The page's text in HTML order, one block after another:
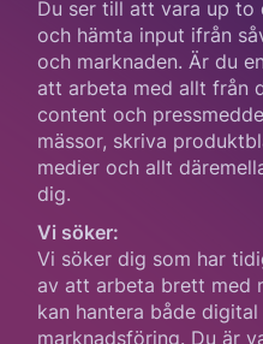
Du ser till att vara up to
och hämta input ifrån
och marknaden. Är du
att arbeta med allt från
content och
mässor, skriva
medier och allt
dig.
Vi söker:
Vi söker dig som har
av att arbeta brett med
kan hantera både
marknadsföring. Du är